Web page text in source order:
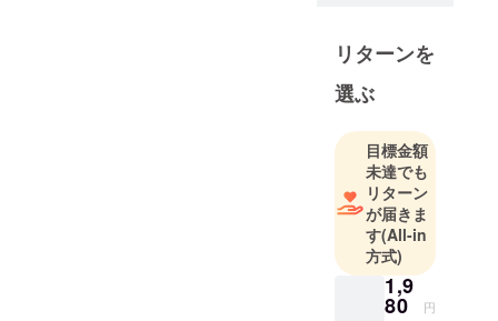
リターンを
選ぶ
目標金額
未達でも
リターン
が届きま
す(All-in
方式)
1,9
80 円